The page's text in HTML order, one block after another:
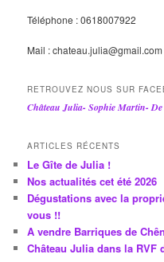
Téléphone : 0618007922
Mail : chateau.julia@gmail.com
RETROUVEZ NOUS SUR
Château Julia- Sophie Martin-
ARTICLES RÉCENTS
Le Gîte de Julia !
Nos actualités cet été 2026
Dégustations avec la
vous !!
A vendre Barriques de
Château Julia dans la RVF